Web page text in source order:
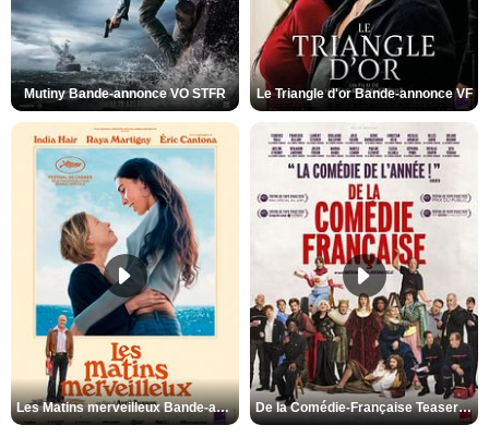
Mutiny Bande-annonce VO STFR Le Triangle d'or Bande-annonce VF
Les Matins merveilleux Bande-annonce VF De la Comédie-Française Teaser VF